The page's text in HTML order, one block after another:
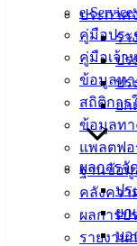
e-
คู่มือปร
คู่มือเจ้า
ข้อมูลท
สถิติการ
ข้อมูลท
แพลตฟอ
ฐานข้อมู
คลังควา
ผลการป
รายงาน
ประกาศ
ร่า
ปร
ปร
ยก
ผลการจั
ปร
ยก
บอ
ประชาชน/
คู่มือการ
ปฏิบัติ
ข่าวสาร
ข้อมูล
ข่าวสาร
อิเล็กทรอนิกส์